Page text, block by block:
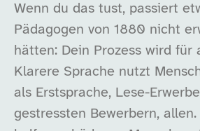
Wenn du das tust, passiert
Pädagogen von 1880 nicht
hätten: Dein Prozess wird für
Klarere Sprache nutzt
als Erstsprache, Lese-
gestressten Bewerbern,